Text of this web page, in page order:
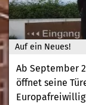
Auf ein Neues!
Ab September
öffnet seine